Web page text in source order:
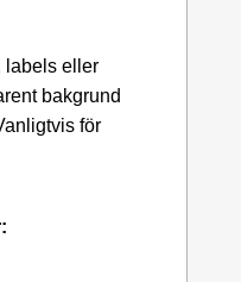
labels eller
bakgrund
för